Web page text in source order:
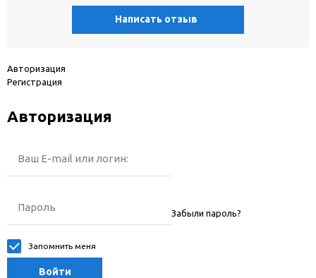
Написать отзыв
Авторизация
Регистрация
Авторизация
Ваш E-mail или логин:
Пароль Забыли пароль?
Запомнить меня
Войти